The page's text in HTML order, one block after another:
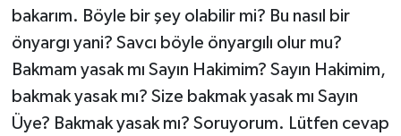
bakarım. Böyle bir şey olabilir mi? Bu nasıl bir
önyargı yani? Savcı böyle önyargılı olur mu?
Bakmam yasak mı Sayın Hakimim? Sayın Hakimim,
bakmak yasak mı? Size bakmak yasak mı Sayın
Üye? Bakmak yasak mı? Soruyorum. Lütfen cevap